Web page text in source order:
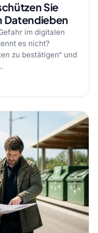
Sie
Datendieben
im digitalen
es nicht?
zu bestätigen“ und